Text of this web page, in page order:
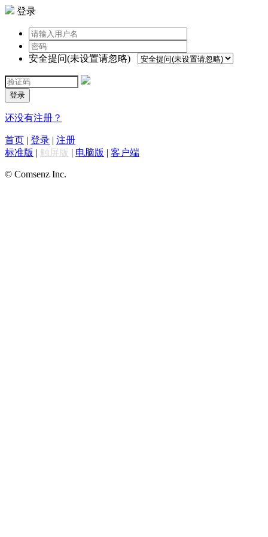
登录
安全提问(未设置请忽略)
登录
还没有注册？
首页 | 登录 | 注册
标准版 | 触屏版 | 电脑版 | 客户端
© Comsenz Inc.